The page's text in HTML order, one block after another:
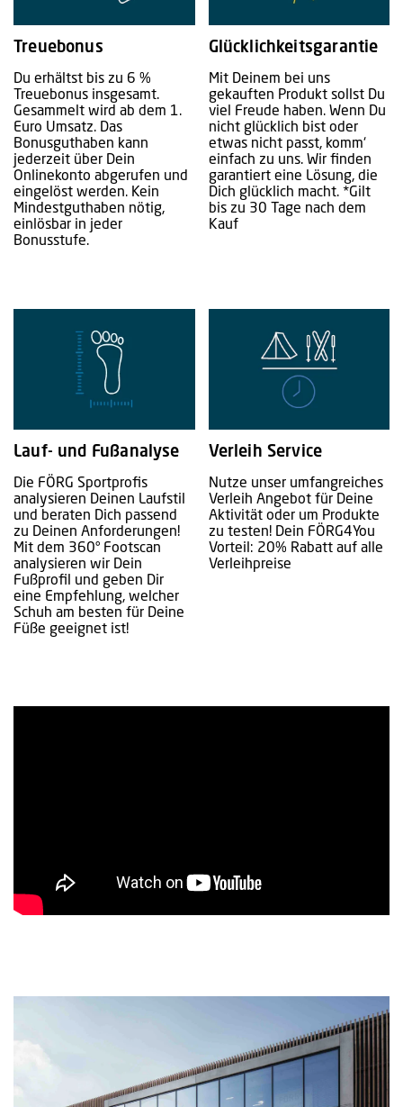
Treuebonus
Du erhältst bis zu 6 %
Treuebonus insgesamt.
Gesammelt wird ab dem 1.
Euro Umsatz. Das
Bonusguthaben kann
jederzeit über Dein
Onlinekonto abgerufen und
eingelöst werden. Kein
Mindestguthaben nötig,
einlösbar in jeder
Bonusstufe.
Glücklichkeitsgarantie
Mit Deinem bei uns
gekauften Produkt sollst Du
viel Freude haben. Wenn Du
nicht glücklich bist oder
etwas nicht passt, komm‘
einfach zu uns. Wir finden
garantiert eine Lösung, die
Dich glücklich macht. *Gilt
bis zu 30 Tage nach dem
Kauf
Lauf- und Fußanalyse
Die FÖRG Sportprofis
analysieren Deinen Laufstil
und beraten Dich passend
zu Deinen Anforderungen!
Mit dem 360° Footscan
analysieren wir Dein
Fußprofil und geben Dir
eine Empfehlung, welcher
Schuh am besten für Deine
Füße geeignet ist!
Verleih Service
Nutze unser umfangreiches
Verleih Angebot für Deine
Aktivität oder um Produkte
zu testen! Dein FÖRG4You
Vorteil: 20% Rabatt auf alle
Verleihpreise